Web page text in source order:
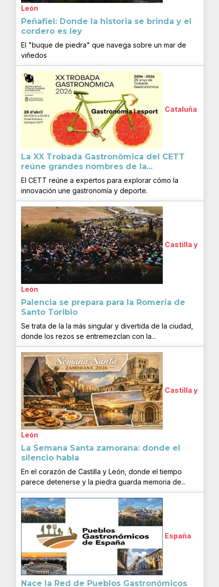
León
Peñafiel: Donde la historia se brinda y el
cordero es ley
El "buque de piedra" que navega sobre un mar de
viñedos
Cataluña
La XX Trobada Gastronòmica del CETT
reúne grandes nombres de la...
El CETT reúne a expertos para explorar cómo la
innovación une gastronomía y deporte.
Castilla y
León
Palencia se prepara para la Romería de
Santo Toribio
Se trata de la la más singular y divertida de la ciudad,
donde los rezos se entremezclan con la...
Castilla y
León
La Semana Santa zamorana: donde el
silencio habla
En el corazón de Castilla y León, donde el tiempo
parece detenerse y la piedra guarda memoria de...
España
Nace la Red de Pueblos Gastronómicos